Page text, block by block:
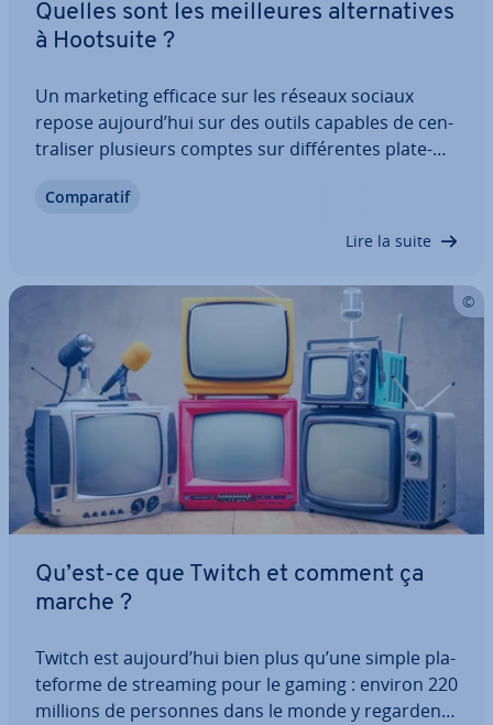
Quelles sont les meil­leures al­ter­na­tives
à Hootsuite ?
Un marketing efficace sur les réseaux sociaux
repose aujourd’hui sur des outils capables de cen­
tra­li­ser plusieurs comptes sur dif­fé­rentes pla­te­
leaders du marché. La solution fait toutefois face à
Com­pa­ra­tif
Lire la suite
Qu’est-ce que Twitch et comment ça
marche ?
Twitch est aujourd’hui bien plus qu’une simple pla­
te­forme de streaming pour le gaming : environ 220
millions de personnes dans le monde y regardent